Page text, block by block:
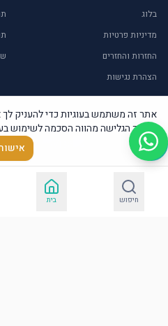
בלוג
מדיניות פרטיות
החזרות והחזרים
הצהרת נגישות
©
2026 אור איתן – יודאיקה
חיפוש בית
אתר זה משתמש בעוגיות כדי להעניק לך
המשך הגלישה מהווה הסכמה לשימוש
אישור